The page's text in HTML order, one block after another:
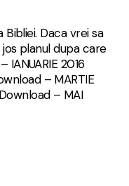
Daca vrei sa
planul dupa care
2016
– MARTIE
– MAI